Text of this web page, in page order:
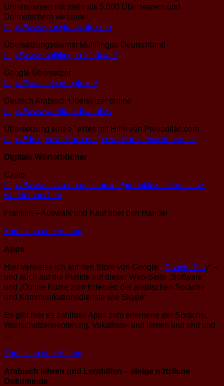
Unternehmen mit mehr als 5.000 Übersetzern und
Dolmetschern verbindet.
https://www.easytranslate.com
Übersetzungsdiernst Multilingua Deutschland
http://www.multilingua-24.de/de/
Google Übersetzer
https://translate.google.de/
Deutsch Arabisch Übersetzer online
https://www.webtran.de/arabic/
Übersetzung eines Textes mit Hilfe von Prevodilac.com
https://de.eprevodilac.com/prevodilac-nemacki-arapski
Digitale Wörterbücher
Casio
https://www.casio-europe.com/de/produkte/elektronische-
woerterbuecher/
Franklin – Auswahl und Kauf über den Handel
Zurück an den Anfang
Apps
Hier verweise ich auf den Store von Google: „Google-Play“ –
und auch auf die Punkte auf dieser Web-Seite „Software“
und „Online Kurse zum Erlernen der arabischen Sprache
und Kommunikationsdienste wie Skype“
Es gibt hier es zahllose Apps zum erlernene der Sprache,
Wortschatzerweoterung, Vokalliste- und lernen und und und
…
Zurück an den Anfang
Arabisch lehren und Lernhilfen – einige nützliche
Dokumente